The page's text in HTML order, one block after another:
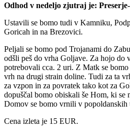
Odhod v nedeljo zjutraj je:
Ustavili se bomo tudi v Kamniku,
Goricah in na Brezovici.
Peljali se bomo pod Trojanami do
odšli peš do vrha Goljave. Za hojo do
potrebovali cca. 2 uri. Z Matk se
vrh na drugi strain doline. Tudi za ta
za vzpon in za povratek tako kot za
dopuščal bomo obiskali še Hom, ki se
Domov se bomo vrnili v popoldanskih
Cena izleta je 15 EUR.